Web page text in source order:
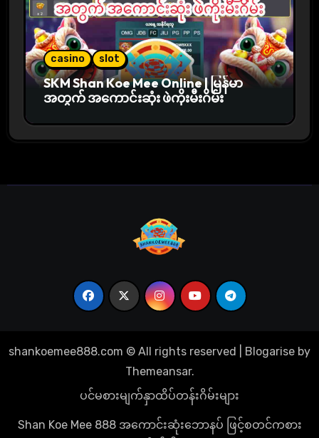
casino slot
SKM Shan Koe Mee Online | မြန်မာ
အတွက် အကောင်းဆုံး ဖဲကိုးမီးဂိမ်း
shankoemee888.com © All rights reserved Blogarise by
Themeansar.
ပင်မစားမျက်နှာထိပ်တန်းဂိမ်းများ
Shan Koe Mee 888 အကောင်းဆုံးဘောနပ် ဖြင့်စတင်ကစား